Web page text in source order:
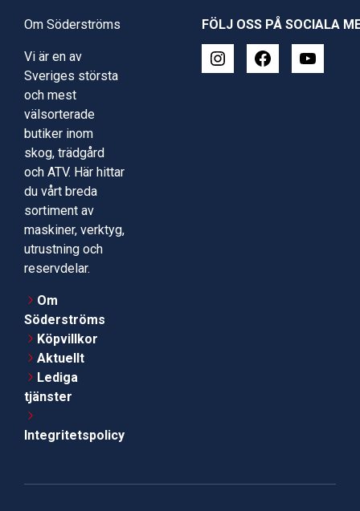
Om Söderströms
Vi är en av
Sveriges största
och mest
välsorterade
butiker inom
skog, trädgård
och ATV. Här hittar
du vårt breda
sortiment av
maskiner, verktyg,
utrustning och
reservdelar.
Om
Söderströms
Köpvillkor
Aktuellt
Lediga
tjänster
Integritetspolicy
FÖLJ OSS PÅ SOCIALA